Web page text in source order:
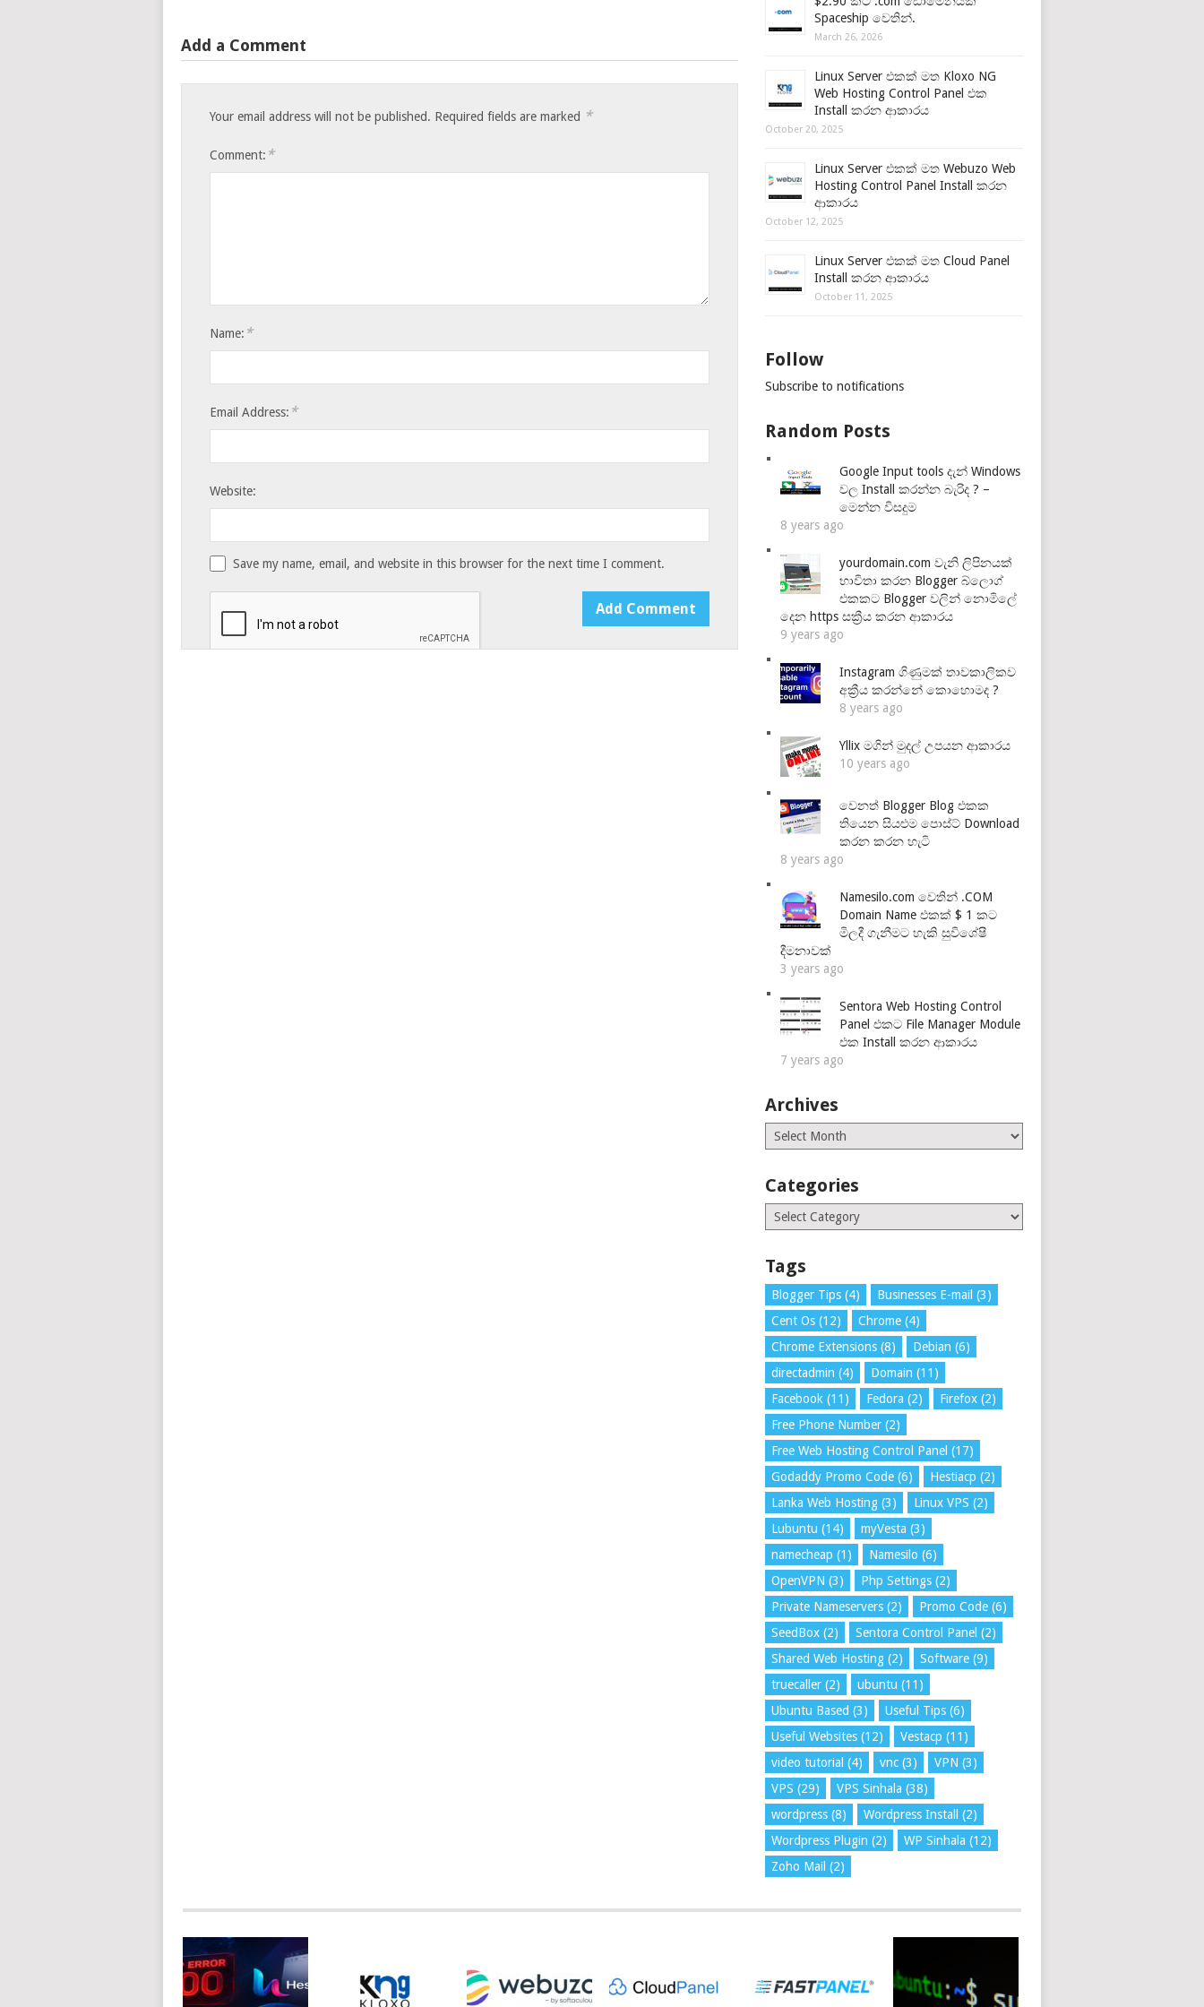
Add a Comment
Your email address will not be published. Required fields are marked *
Comment: *
Name: *
Email Address: *
Website:
Save my name, email, and website in this browser for the next time I comment.
Spaceship වෙතින්.
March 26, 2026
Linux Server එකක් මත Kloxo NG
Web Hosting Control Panel එක
Install කරන ආකාරය
October 20, 2025
Linux Server එකක් මත Webuzo Web
Hosting Control Panel Install කරන
ආකාරය
October 12, 2025
Linux Server එකක් මත Cloud Panel
Install කරන ආකාරය
October 11, 2025
Follow
Subscribe to notifications
Random Posts
Google Input tools දැන් Windows
වල Install කරන්න බැරිද ? –
මෙන්න විසදුම
8 years ago
yourdomain.com වැනි ලිපිනයක්
භාවිතා කරන Blogger බ්ලොග්
එකකට Blogger වලින් නොමිලේ
දෙන https සක්‍රීය කරන ආකාරය
9 years ago
Instagram ගිණුමක් තාවකාලිකව
අක්‍රීය කරන්නේ කොහොමද ?
8 years ago
Yllix මගින් මුදල් උපයන ආකාරය
10 years ago
වෙනත් Blogger Blog එකක
තියෙන සියළුම පොස්ට් Download
කරන කරන හැටි
8 years ago
Namesilo.com වෙතින් .COM
Domain Name එකක් $ 1 කට
මිලදී ගැනීමට හැකි සුවිශේෂී
දීමනාවක්
3 years ago
Sentora Web Hosting Control
Panel එකට File Manager Module
එක Install කරන ආකාරය
7 years ago
Archives
Archives
Categories
Categories
Tags
Blogger Tips (4) Businesses E-mail (3)
Cent Os (12) Chrome (4)
Chrome Extensions (8) Debian (6)
directadmin (4) Domain (11)
Facebook (11) Fedora (2) Firefox (2)
Free Phone Number (2)
Free Web Hosting Control Panel (17)
Godaddy Promo Code (6) Hestiacp (2)
Lanka Web Hosting (3) Linux VPS (2)
Lubuntu (14) myVesta (3)
namecheap (1) Namesilo (6)
OpenVPN (3) Php Settings (2)
Private Nameservers (2) Promo Code (6)
SeedBox (2) Sentora Control Panel (2)
Shared Web Hosting (2) Software (9)
truecaller (2) ubuntu (11)
Ubuntu Based (3) Useful Tips (6)
Useful Websites (12) Vestacp (11)
video tutorial (4) vnc (3) VPN (3)
VPS (29) VPS Sinhala (38)
wordpress (8) Wordpress Install
(2)
Wordpress Plugin (2) WP Sinhala (12)
Zoho Mail (2)